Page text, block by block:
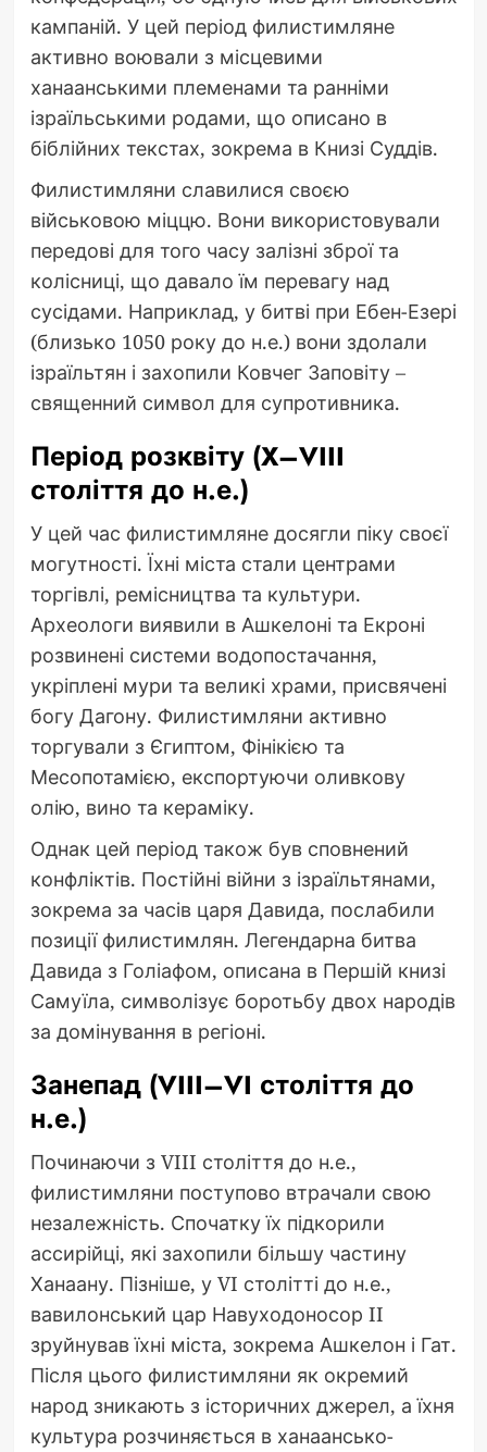
кампаній. У цей період филистимляне
активно воювали з місцевими
ханаанськими племенами та ранніми
ізраїльськими родами, що описано в
біблійних текстах, зокрема в Книзі Суддів.
Филистимляни славилися своєю
військовою міццю. Вони використовували
передові для того часу залізні зброї та
колісниці, що давало їм перевагу над
сусідами. Наприклад, у битві при Ебен-Езері
(близько 1050 року до н.е.) вони здолали
ізраїльтян і захопили Ковчег Заповіту –
священний символ для супротивника.
Період розквіту (X–VIII
століття до н.е.)
У цей час филистимляне досягли піку своєї
могутності. Їхні міста стали центрами
торгівлі, ремісництва та культури.
Археологи виявили в Ашкелоні та Екроні
розвинені системи водопостачання,
укріплені мури та великі храми, присвячені
богу Дагону. Филистимляни активно
торгували з Єгиптом, Фінікією та
Месопотамією, експортуючи оливкову
олію, вино та кераміку.
Однак цей період також був сповнений
конфліктів. Постійні війни з ізраїльтянами,
зокрема за часів царя Давида, послабили
позиції филистимлян. Легендарна битва
Давида з Голіафом, описана в Першій книзі
Самуїла, символізує боротьбу двох народів
за домінування в регіоні.
Занепад (VIII–VI століття до
н.е.)
Починаючи з VIII століття до н.е.,
филистимляни поступово втрачали свою
незалежність. Спочатку їх підкорили
ассирійці, які захопили більшу частину
Ханаану. Пізніше, у VI столітті до н.е.,
вавилонський цар Навуходоносор II
зруйнував їхні міста, зокрема Ашкелон і Гат.
Після цього филистимляни як окремий
народ зникають з історичних джерел, а їхня
культура розчиняється в ханаансько-